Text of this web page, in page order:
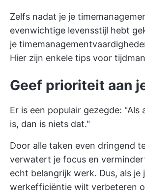
Zelfs nadat je je
evenwichtige levensstijl hebt
je
Hier zijn enkele tips voor
Geef prioriteit aan
Er is een populair gezegde: "Als
is, dan is niets dat."
Door alle taken even dringend
verwatert je focus en
echt belangrijk werk. Dus, als je
werkefficiëntie wilt verbeteren